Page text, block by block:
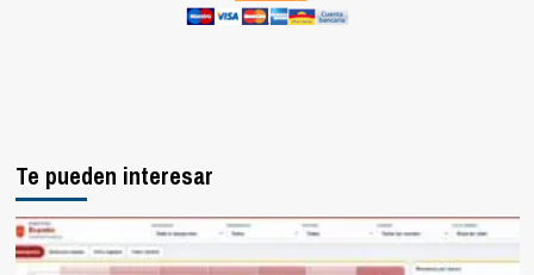
Te pueden interesar